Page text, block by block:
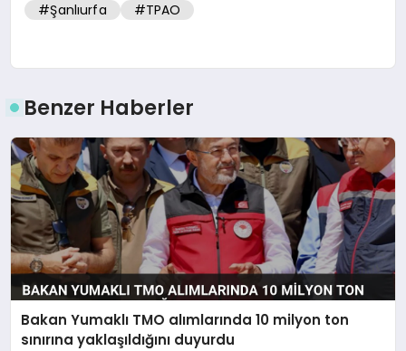
#Şanlıurfa #TPAO
Benzer Haberler
Bakan Yumaklı TMO alımlarında 10 milyon ton
sınırına yaklaşıldığını duyurdu